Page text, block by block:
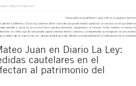
Juan en Diario La Ley:
cautelares en el
al patrimonio del